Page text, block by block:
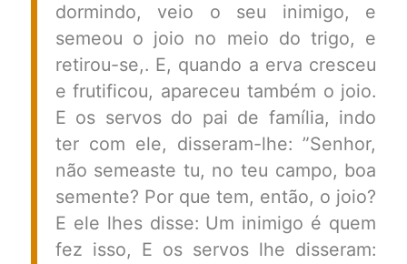
dormindo, veio o seu inimigo, e
semeou o joio no meio do trigo, e
retirou-se,. E, quando a erva cresceu
e frutificou, apareceu também o joio.
E os servos do pai de família, indo
ter com ele, disseram-lhe: ”Senhor,
não semeaste tu, no teu campo, boa
semente? Por que tem, então, o joio?
E ele lhes disse: Um inimigo é quem
fez isso, E os servos lhe disseram: